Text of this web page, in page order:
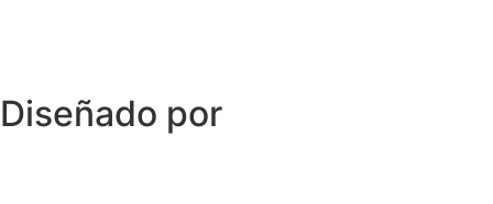
Diseñado por